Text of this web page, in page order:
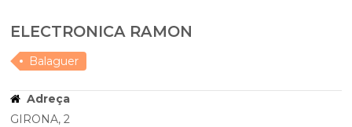
ELECTRONICA RAMON
Balaguer
Adreça
GIRONA, 2